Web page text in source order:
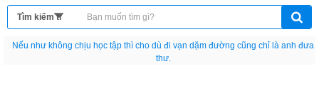
Nếu như không chịu học tập thì cho dù đi vạn dặm đường cũng chỉ là anh đưa
thư.